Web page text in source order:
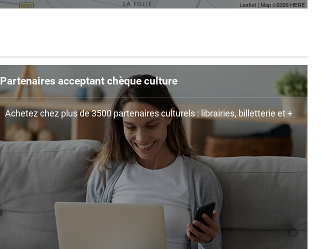
Leaflet | Map ©2026HERE
Partenaires acceptant chèque culture
Achetez chez plus de 3500 partenaires culturels : librairies, billetterie et +